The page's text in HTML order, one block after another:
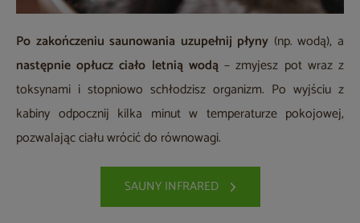
Po zakończeniu saunowania uzupełnij płyny (np. wodą), a
następnie opłucz ciało letnią wodą– zmyjesz pot wraz z
toksynami i stopniowo schłodzisz organizm. Po wyjściu z
kabiny odpocznij kilka minut w temperaturze pokojowej,
pozwalając ciału wrócić do równowagi.
SAUNY INFRARED